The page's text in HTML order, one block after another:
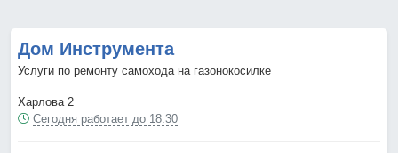
Дом Инструмента
Услуги по ремонту самохода на газонокосилке
Харлова 2
Сегодня работает до 18:30